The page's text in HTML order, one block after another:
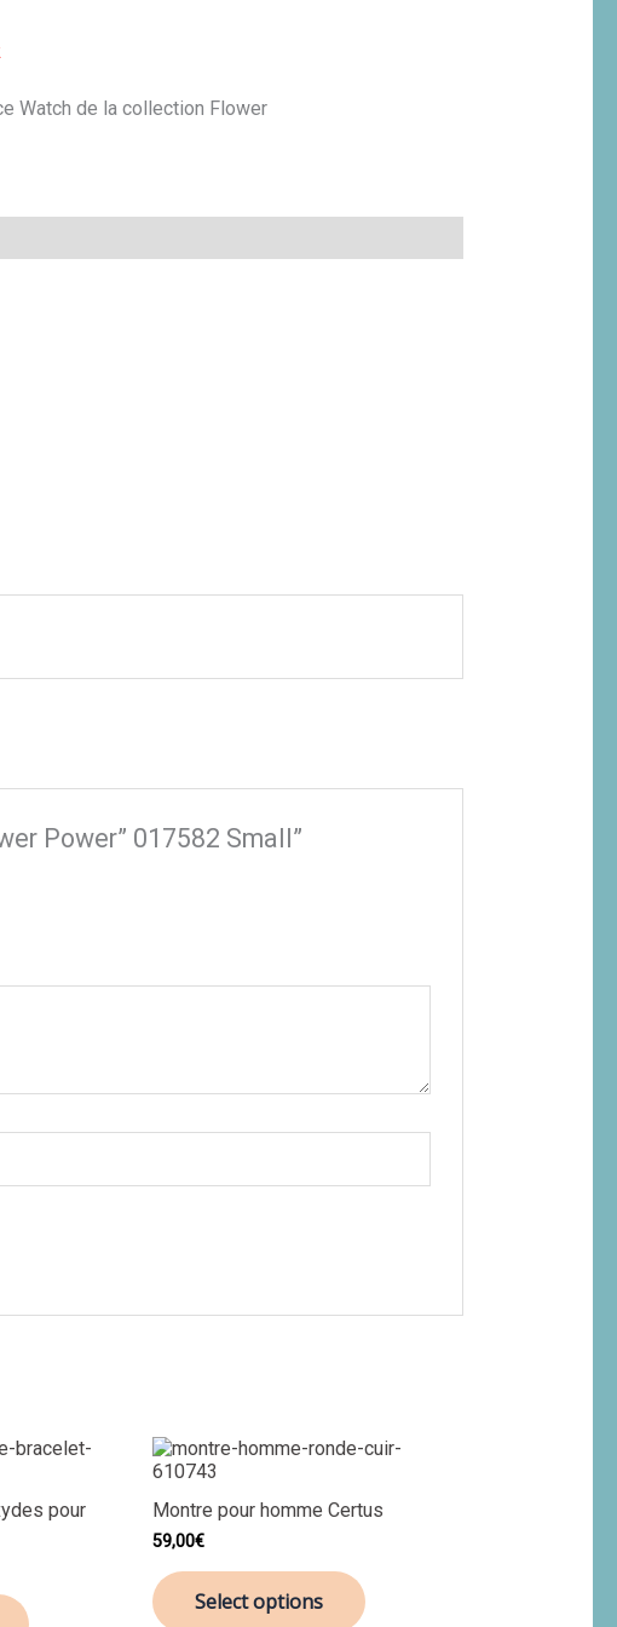
Watch de la collection Flower
Power” 017582 Small”
pour
Montre pour homme Certus
59,00€
Select options